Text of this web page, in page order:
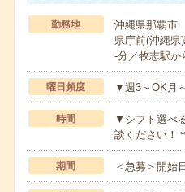
勤務地
沖縄県那覇市
県庁前(沖縄県
-分／牧志駅か
曜日頻度 ▼週3～OK月
時間
▼シフト選べ
談ください！
期間 ＜急募＞開始